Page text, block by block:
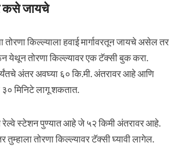
कसे जायचे
तोरणा किल्ल्याला हवाई मार्गावरतून जायचे असेल तर
येथून तोरणा किल्ल्यावर एक टॅक्सी बुक करा.
अंतर अवघ्या ६० कि.मी. अंतरावर आहे आणि
मिनिटे लागू शकतात.
रेल्वे स्टेशन पुण्यात आहे जे ५२ किमी अंतरावर आहे.
तुम्हाला तोरणा किल्ल्यावर टॅक्सी घ्यावी लागेल.